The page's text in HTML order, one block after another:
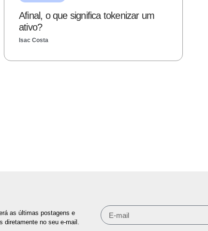
Afinal, o que significa tokenizar um
ativo?
Isac Costa
as últimas postagens e
diretamente no seu e-mail.